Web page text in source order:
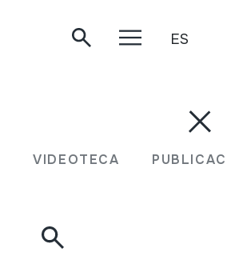
VIDEOTECA
ES